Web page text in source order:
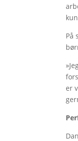
På
er